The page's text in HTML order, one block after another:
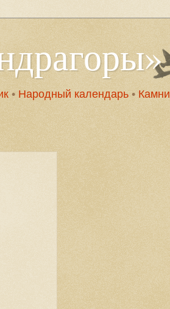
• Народный календарь • Камни